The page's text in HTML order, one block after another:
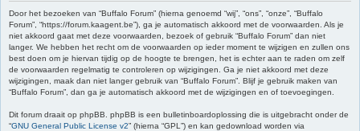
Door het bezoeken van “Buffalo Forum” (hierna genoemd “wij”, “ons”, “onze”, “Buffalo
Forum”, “https://forum.kaagent.be”), ga je automatisch akkoord met de voorwaarden. Als je
niet akkoord gaat met deze voorwaarden, bezoek of gebruik “Buffalo Forum” dan niet
langer. We hebben het recht om de voorwaarden op ieder moment te wijzigen en zullen ons
best doen om je hiervan tijdig op de hoogte te brengen, het is echter aan te raden om zelf
de voorwaarden regelmatig te controleren op wijzigingen. Ga je niet akkoord met deze
wijzigingen, maak dan niet langer gebruik van “Buffalo Forum”. Blijf je gebruik maken van
“Buffalo Forum”, dan ga je automatisch akkoord met de wijzigingen en of toevoegingen.
Dit forum draait op phpBB. phpBB is een bulletinboardoplossing die is uitgebracht onder de
“GNU General Public License v2” (hierna “GPL”) en kan gedownload worden via